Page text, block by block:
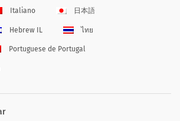
Italiano 日本語
Hebrew IL ไทย
Portuguese de Portugal